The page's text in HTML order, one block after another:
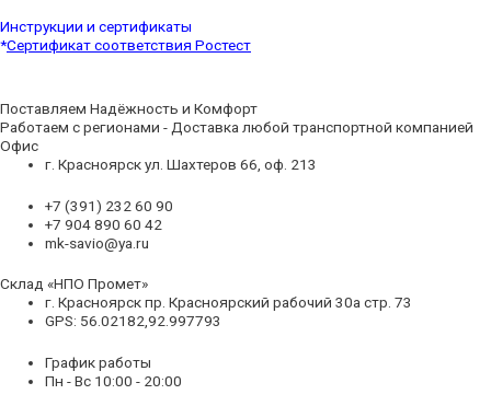
Инструкции и сертификаты
*Сертификат соответствия Ростест
Поставляем Надёжность и Комфорт
Работаем с регионами - Доставка любой транспортной компанией
Офис
г. Красноярск ул. Шахтеров 66, оф. 213
+7 (391) 232 60 90
+7 904 890 60 42
mk-savio@ya.ru
Склад «НПО Промет»
г. Красноярск пр. Красноярский рабочий 30а стр. 73
GPS: 56.02182,92.997793
График работы
Пн - Вс 10:00 - 20:00